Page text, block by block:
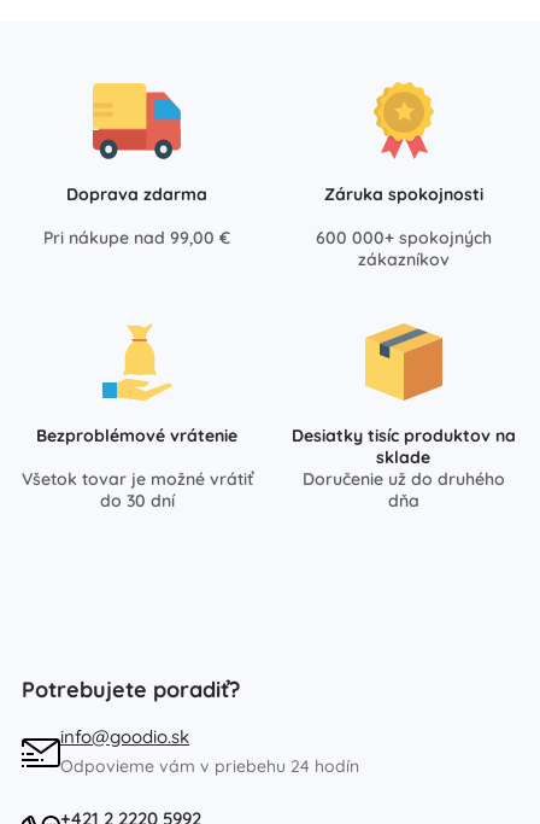
Doprava zdarma
Pri nákupe nad 99,00 €
Záruka spokojnosti
600 000+ spokojných
zákazníkov
Bezproblémové vrátenie
Všetok tovar je možné vrátiť
do 30 dní
Desiatky tisíc produktov na
sklade
Doručenie už do druhého
dňa
Potrebujete poradiť?
info@goodio.sk
Odpovieme vám v priebehu 24 hodín
+421 2 2220 5992